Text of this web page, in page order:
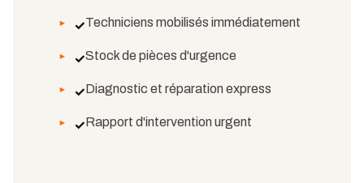
✓Techniciens mobilisés immédiatement
✓Stock de pièces d'urgence
✓Diagnostic et réparation express
✓Rapport d'intervention urgent